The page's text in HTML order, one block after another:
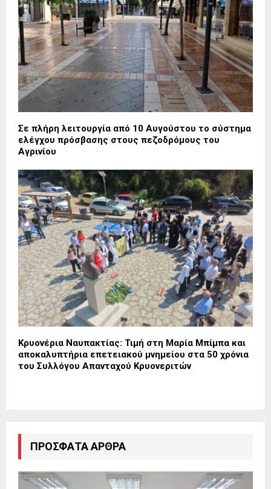
Σε πλήρη λειτουργία από 10 Αυγούστου το σύστημα
ελέγχου πρόσβασης στους πεζοδρόμους του
Αγρινίου
Κρυονέρια Ναυπακτίας: Τιμή στη Μαρία Μπίμπα και
αποκαλυπτήρια επετειακού μνημείου στα 50 χρόνια
του Συλλόγου Απανταχού Κρυονεριτών
ΠΡΌΣΦΑΤΑ ΆΡΘΡΑ